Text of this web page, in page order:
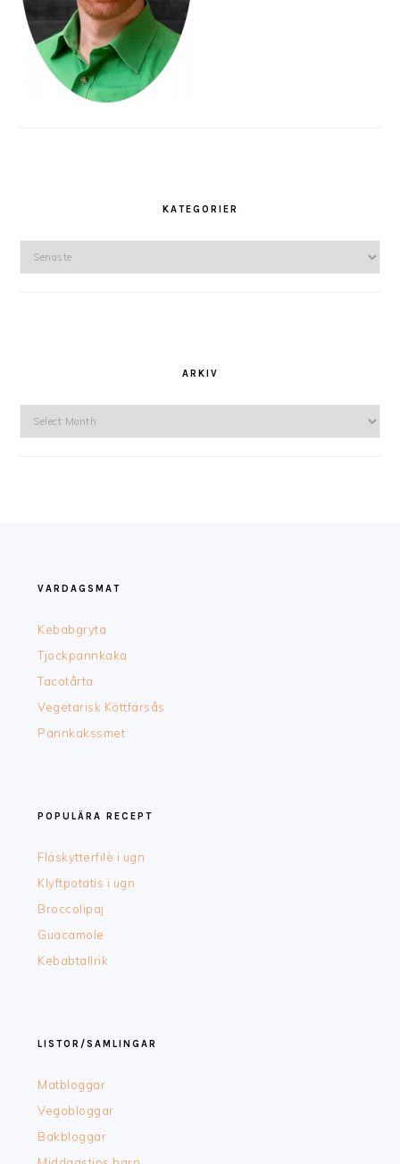
KATEGORIER
ARKIV
VARDAGSMAT
Kebabgryta
Tjockpannkaka
Tacotårta
Vegetarisk Köttfärsås
Pannkakssmet
POPULÄRA RECEPT
Fläskytterfilè i ugn
Klyftpotatis i ugn
Broccolipaj
Guacamole
Kebabtallrik
LISTOR/SAMLINGAR
Matbloggar
Vegobloggar
Bakbloggar